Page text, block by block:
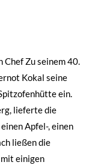
Chef Zu seinem 40.
Kokal seine
ein.
lieferte die
Apfel-, einen
ließen die
einigen